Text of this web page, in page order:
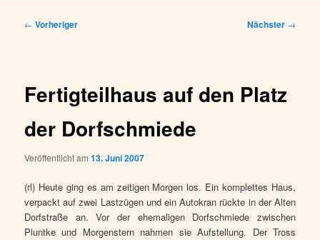
Beitragsnavigation
← Vorheriger Nächster →
Fertigteilhaus auf den Platz
der Dorfschmiede
Veröffentlicht am13. Juni 2007
(rl) Heute ging es am zeitigen Morgen los. Ein komplettes Haus,
verpackt auf zwei Lastzügen und ein Autokran rückte in der Alten
Dorfstraße an. Vor der ehemaligen Dorfschmiede zwischen
Pluntke und Morgenstern nahmen sie Aufstellung. Der Tross